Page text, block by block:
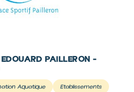
PAILLERON -
Aquatique Etablissements